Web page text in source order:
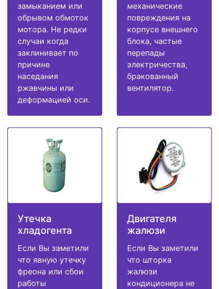
замыканием или
обрывом обмоток
мотора. Не редки
случаи когда
заклинивает по
причине
наседания
ржавчины или
деформацией оси.
механические
повреждения на
корпусе внешнего
блока, частые
перепады
электричества,
бракованный
вентилятор.
Утечка
хладогента
Если Вы заметили
что явную утечку
фреона или сбои
работы
Двигателя
жалюзи
Если Вы заметили
что шторка
жалюзи
кондиционера не